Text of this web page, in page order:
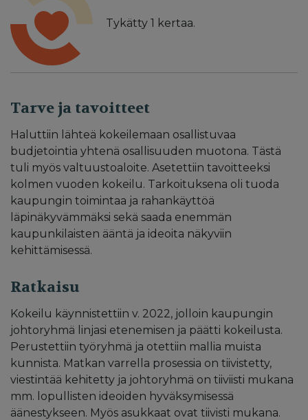
Tykätty 1 kertaa.
Tarve ja tavoitteet
Haluttiin lähteä kokeilemaan osallistuvaa
budjetointia yhtenä osallisuuden muotona. Tästä
tuli myös valtuustoaloite. Asetettiin tavoitteeksi
kolmen vuoden kokeilu. Tarkoituksena oli tuoda
kaupungin toimintaa ja rahankäyttöä
läpinäkyvämmäksi sekä saada enemmän
kaupunkilaisten ääntä ja ideoita näkyviin
kehittämisessä.
Ratkaisu
Kokeilu käynnistettiin v. 2022, jolloin kaupungin
johtoryhmä linjasi etenemisen ja päätti kokeilusta.
Perustettiin työryhmä ja otettiin mallia muista
kunnista. Matkan varrella prosessia on tiivistetty,
viestintää kehitetty ja johtoryhmä on tiiviisti mukana
mm. lopullisten ideoiden hyväksymisessä
äänestykseen. Myös asukkaat ovat tiivisti mukana.